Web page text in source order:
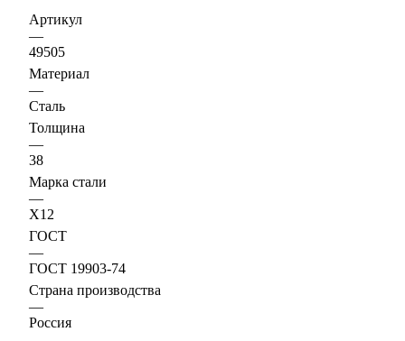
Артикул
—
49505
Материал
—
Сталь
Толщина
—
38
Марка стали
—
Х12
ГОСТ
—
ГОСТ 19903-74
Страна производства
—
Россия